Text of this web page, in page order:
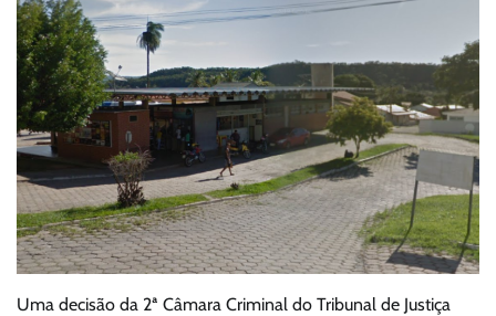
Uma decisão da 2ª Câmara Criminal do Tribunal de Justiça